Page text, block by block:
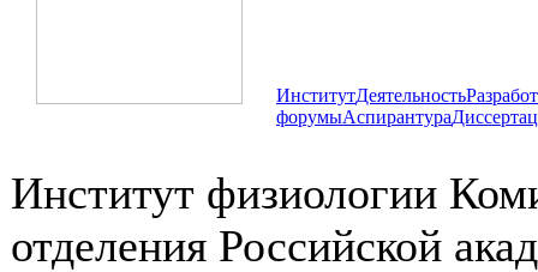
ИнститутДеятельность
форумыАспирантура
Институт физиологии
отделения Российской